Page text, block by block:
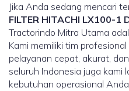
Jika Anda sedang mencari
FILTER HITACHI LX100-1
Tractorindo Mitra Utama
Kami memiliki tim
pelayanan cepat, akurat,
seluruh Indonesia juga kami
kebutuhan operasional